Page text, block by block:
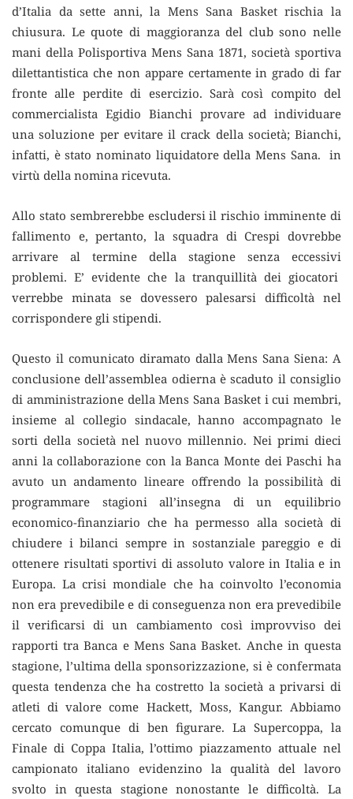
d’Italia da sette anni, la Mens Sana Basket rischia la
chiusura. Le quote di maggioranza del club sono nelle
mani della Polisportiva Mens Sana 1871, società sportiva
dilettantistica che non appare certamente in grado di far
fronte alle perdite di esercizio. Sarà così compito del
commercialista Egidio Bianchi provare ad individuare
una soluzione per evitare il crack della società; Bianchi,
infatti, è stato nominato liquidatore della Mens Sana. in
virtù della nomina ricevuta.
Allo stato sembrerebbe escludersi il rischio imminente di
fallimento e, pertanto, la squadra di Crespi dovrebbe
arrivare al termine della stagione senza eccessivi
problemi. E’ evidente che la tranquillità dei giocatori
verrebbe minata se dovessero palesarsi difficoltà nel
corrispondere gli stipendi.
Questo il comunicato diramato dalla Mens Sana Siena: A
conclusione dell’assemblea odierna è scaduto il consiglio
di amministrazione della Mens Sana Basket i cui membri,
insieme al collegio sindacale, hanno accompagnato le
sorti della società nel nuovo millennio. Nei primi dieci
anni la collaborazione con la Banca Monte dei Paschi ha
avuto un andamento lineare offrendo la possibilità di
programmare stagioni all’insegna di un equilibrio
economico-finanziario che ha permesso alla società di
chiudere i bilanci sempre in sostanziale pareggio e di
ottenere risultati sportivi di assoluto valore in Italia e in
Europa. La crisi mondiale che ha coinvolto l’economia
non era prevedibile e di conseguenza non era prevedibile
il verificarsi di un cambiamento così improvviso dei
rapporti tra Banca e Mens Sana Basket. Anche in questa
stagione, l’ultima della sponsorizzazione, si è confermata
questa tendenza che ha costretto la società a privarsi di
atleti di valore come Hackett, Moss, Kangur. Abbiamo
cercato comunque di ben figurare. La Supercoppa, la
Finale di Coppa Italia, l’ottimo piazzamento attuale nel
campionato italiano evidenzino la qualità del lavoro
svolto in questa stagione nonostante le difficoltà. La